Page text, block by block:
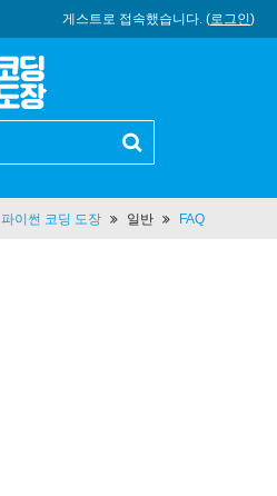
게스트로 접속했습니다. (로그인)
파이썬 코딩 도장 일반 FAQ